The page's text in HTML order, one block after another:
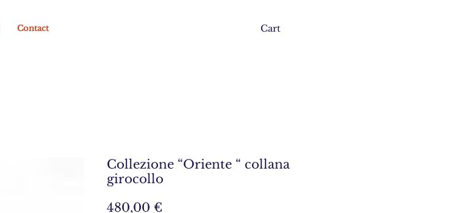
Contact Cart
Collezione “Oriente “ collana
girocollo
480,00 €Prezzo